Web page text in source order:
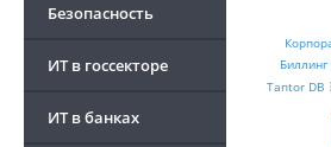
Безопасность
ИТ в госсекторе
ИТ в банках
Биллинг
Tantor DB